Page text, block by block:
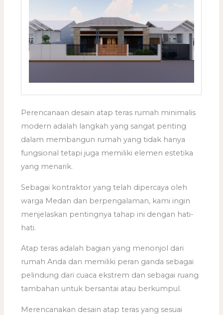
Perencanaan desain atap teras rumah minimalis
modern adalah langkah yang sangat penting
dalam membangun rumah yang tidak hanya
fungsional tetapi juga memiliki elemen estetika
yang menarik.
Sebagai kontraktor yang telah dipercaya oleh
warga Medan dan berpengalaman, kami ingin
menjelaskan pentingnya tahap ini dengan hati-
hati.
Atap teras adalah bagian yang menonjol dari
rumah Anda dan memiliki peran ganda sebagai
pelindung dari cuaca ekstrem dan sebagai ruang
tambahan untuk bersantai atau berkumpul.
Merencanakan desain atap teras yang sesuai